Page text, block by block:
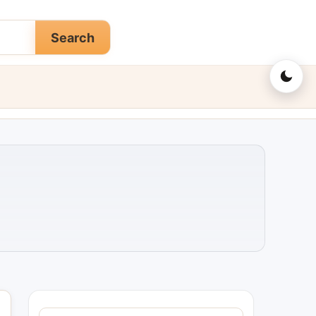
Search